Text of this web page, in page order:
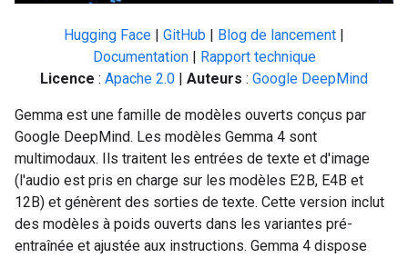
Hugging Face GitHub Blog de lancement
Documentation|
Rapport technique
Licence : Apache 2.0 Auteurs : Google DeepMind
Gemma est une famille de modèles ouverts conçus par
Google DeepMind. Les modèles Gemma 4 sont
multimodaux. Ils traitent les entrées de texte et d'image
(l'audio est pris en charge sur les modèles E2B, E4B et
12B) et génèrent des sorties de texte. Cette version inclut
des modèles à poids ouverts dans les variantes pré-
entraînée et ajustée aux instructions. Gemma 4 dispose